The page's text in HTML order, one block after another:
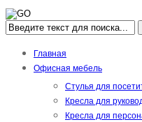
Главная
Офисная мебель
Стулья для
Кресла для
Кресла для